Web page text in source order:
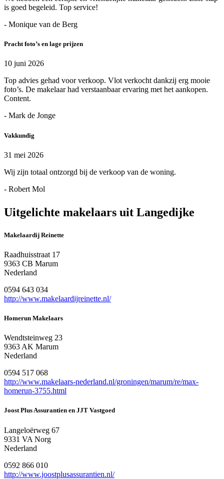
is goed begeleid. Top service!
- Monique van de Berg
Pracht foto’s en lage prijzen
10 juni 2026
Top advies gehad voor verkoop. Vlot verkocht dankzij erg mooie
foto’s. De makelaar had verstaanbaar ervaring met het aankopen.
Content.
- Mark de Jonge
Vakkundig
31 mei 2026
Wij zijn totaal ontzorgd bij de verkoop van de woning.
- Robert Mol
Uitgelichte makelaars uit Langedijke
Makelaardij Reinette
Raadhuisstraat 17
9363 CB Marum
Nederland
0594 643 034
http://www.makelaardijreinette.nl/
Homerun Makelaars
Wendtsteinweg 23
9363 AK Marum
Nederland
0594 517 068
http://www.makelaars-nederland.nl/groningen/marum/re/max-
homerun-3755.html
Joost Plus Assurantien en JJT Vastgoed
Langeloërweg 67
9331 VA Norg
Nederland
0592 866 010
http://www.joostplusassurantien.nl/